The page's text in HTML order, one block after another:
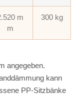
m
m
300 kg
angegeben.
kann
PP-Sitzbänke